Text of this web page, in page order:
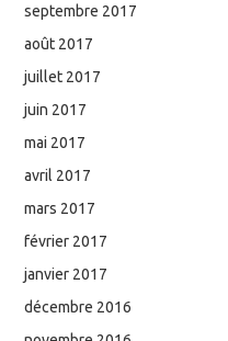
septembre 2017
août 2017
juillet 2017
juin 2017
mai 2017
avril 2017
mars 2017
février 2017
janvier 2017
décembre 2016